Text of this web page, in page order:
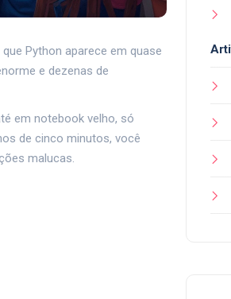
Python aparece em quase
e dezenas de
em notebook velho, só
de cinco minutos, você
malucas.